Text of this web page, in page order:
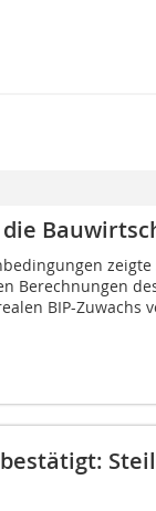
Berechnungen
BIP-Zuwachs
bestätigt: